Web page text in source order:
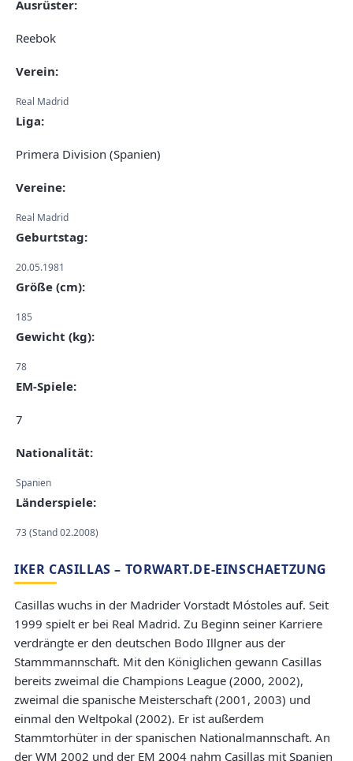
Ausrüster:
Reebok
Verein:
Real Madrid
Liga:
Primera Division (Spanien)
Vereine:
Real Madrid
Geburtstag:
20.05.1981
Größe (cm):
185
Gewicht (kg):
78
EM-Spiele:
7
Nationalität:
Spanien
Länderspiele:
73 (Stand 02.2008)
IKER CASILLAS – TORWART.DE-EINSCHAETZUNG
Casillas wuchs in der Madrider Vorstadt Móstoles auf. Seit
1999 spielt er bei Real Madrid. Zu Beginn seiner Karriere
verdrängte er den deutschen Bodo Illgner aus der
Stammmannschaft. Mit den Königlichen gewann Casillas
bereits zweimal die Champions League (2000, 2002),
zweimal die spanische Meisterschaft (2001, 2003) und
einmal den Weltpokal (2002). Er ist außerdem
Stammtorhüter in der spanischen Nationalmannschaft. An
der WM 2002 und der EM 2004 nahm Casillas mit Spanien